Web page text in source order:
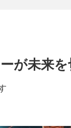
が未来